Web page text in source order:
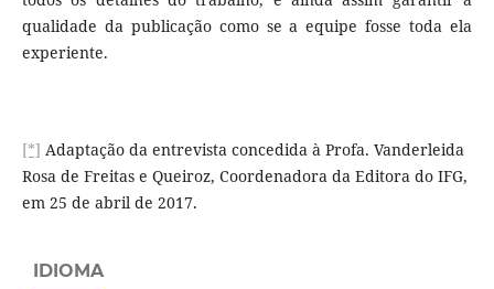
qualidade da publicação como se a equipe fosse toda ela
experiente.
[*] Adaptação da entrevista concedida à Profa. Vanderleida
Rosa de Freitas e Queiroz, Coordenadora da Editora do IFG,
em 25 de abril de 2017.
IDIOMA